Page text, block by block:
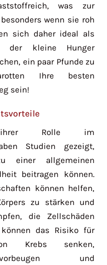
was zur
wenn sie roh
sich daher ideal als
der kleine Hunger
ein paar Pfunde zu
Ihre besten
sein!
ihrer Rolle im
Studien gezeigt,
einer allgemeinen
beitragen können.
können helfen,
zu stärken und
die Zellschäden
das Risiko für
Krebs senken,
und